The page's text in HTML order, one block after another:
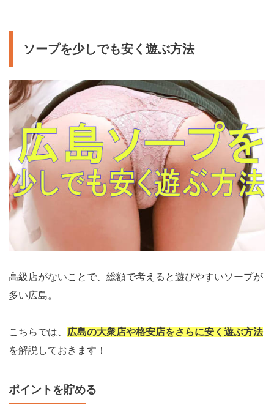
ソープを少しでも安く遊ぶ方法
高級店がないことで、総額で考えると遊びやすいソープが
多い広島。
こちらでは、 広島の大衆店や格安店をさらに安く遊ぶ方法
を解説しておきます！
ポイントを貯める